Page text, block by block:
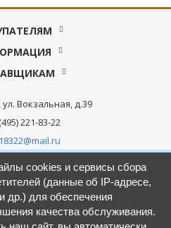
ул. Вокзальная, д.39
221-83-22
вопрос
cookies и сервисы сбора
(данные об IP-адресе,
др.) для обеспечения
качества обслуживания.